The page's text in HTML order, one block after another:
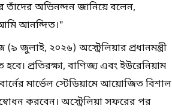
তাঁদের অভিনন্দন জানিয়ে বলেন,
আমি আনন্দিত।"
জুলাই, ২০২৬) অস্ট্রেলিয়ার প্রধানমন্ত্রী
হবে। প্রতিরক্ষা, বাণিজ্য এবং ইউরেনিয়াম
মার্ভেল স্টেডিয়ামে আয়োজিত বিশাল
করবেন। অস্ট্রেলিয়া সফরের পর